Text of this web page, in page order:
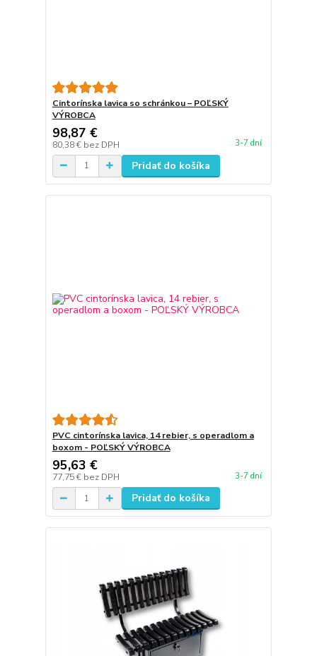
Cintorínska lavica so schránkou – POĽSKÝ
VÝROBCA
98,87 €
80,38 € bez DPH 3-7 dní
Pridať do košíka
PVC cintorínska lavica, 14 rebier, s operadlom a
boxom - POĽSKÝ VÝROBCA
95,63 €
77,75 € bez DPH 3-7 dní
Pridať do košíka